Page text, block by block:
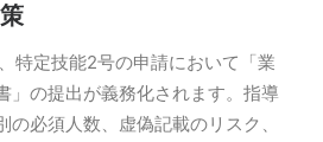
特定技能2号の申請において「業
」の提出が義務化されます。指導
必須人数、虚偽記載のリスク、